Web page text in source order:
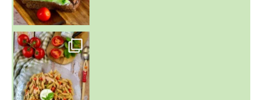
~ SALADE DE PÂTES AUX DEUX TOMATES THON ET BURRA